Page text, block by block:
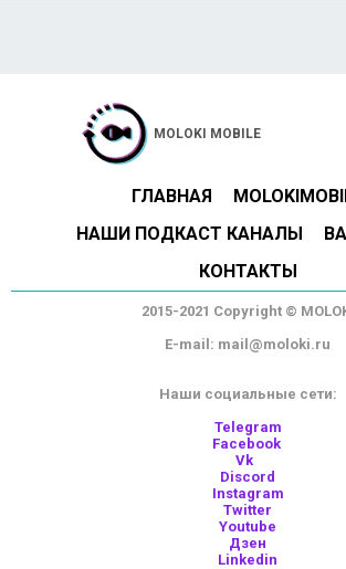
MOLOKI MOBILE
ГЛАВНАЯ
НАШИ ПОДКАСТ КАНАЛЫ
КОНТАКТЫ
2015-2021 Copyright ©
E-mail: mail@moloki.ru
Наши социальные сети:
Telegram
Facebook
Vk
Discord
Instagram
Twitter
Youtube
Дзен
Linkedin